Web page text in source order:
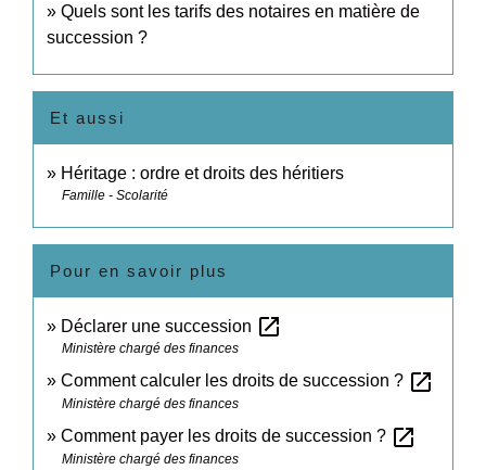
Quels sont les tarifs des notaires en matière de
succession ?
Et aussi
Héritage : ordre et droits des héritiers
Famille - Scolarité
Pour en savoir plus
Déclarer une succession open_in_new
Ministère chargé des finances
Comment calculer les droits de succession ? open_in_new
Ministère chargé des finances
Comment payer les droits de succession ? open_in_new
Ministère chargé des finances